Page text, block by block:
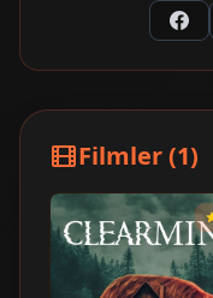
Filmler (1)